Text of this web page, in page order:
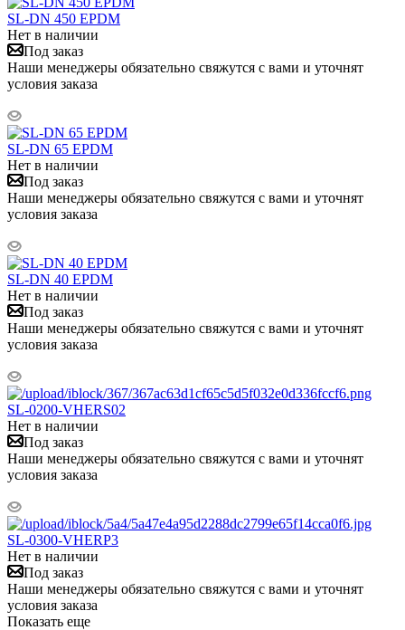
SL-DN 450 EPDM
Нет в наличии
Под заказ
Наши менеджеры обязательно свяжутся с вами и уточнят
условия заказа
SL-DN 65 EPDM
Нет в наличии
Под заказ
Наши менеджеры обязательно свяжутся с вами и уточнят
условия заказа
SL-DN 40 EPDM
Нет в наличии
Под заказ
Наши менеджеры обязательно свяжутся с вами и уточнят
условия заказа
SL-0200-VHERS02
Нет в наличии
Под заказ
Наши менеджеры обязательно свяжутся с вами и уточнят
условия заказа
SL-0300-VHERP3
Нет в наличии
Под заказ
Наши менеджеры обязательно свяжутся с вами и уточнят
условия заказа
Показать еще